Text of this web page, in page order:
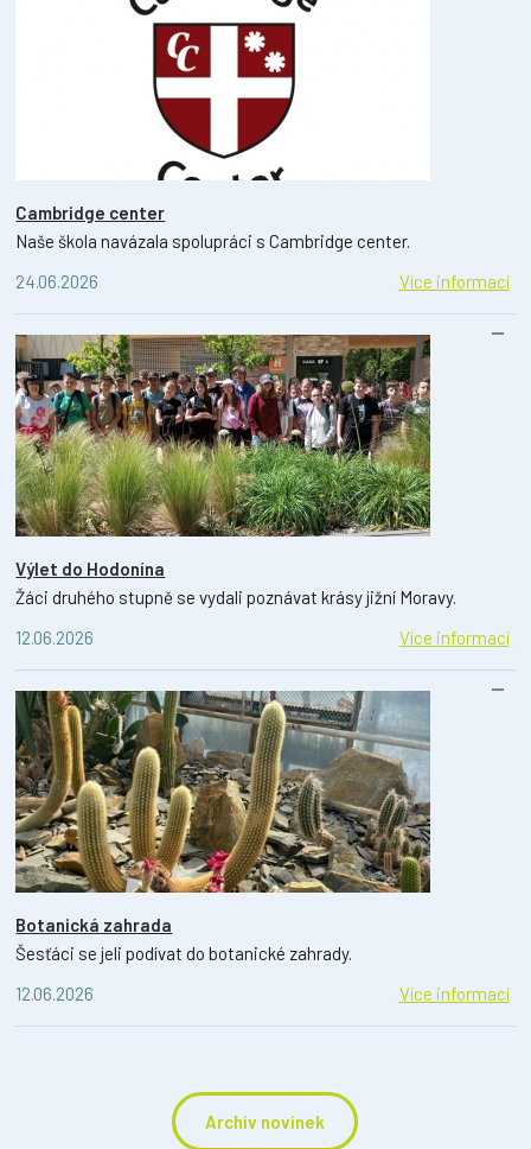
Cambridge center
Naše škola navázala spolupráci s Cambridge center.
24.06.2026
Více informací
Výlet do Hodonína
Žáci druhého stupně se vydali poznávat krásy jižní Moravy.
12.06.2026
Více informací
Botanická zahrada
Šesťáci se jeli podívat do botanické zahrady.
12.06.2026
Více informací
Archiv novinek